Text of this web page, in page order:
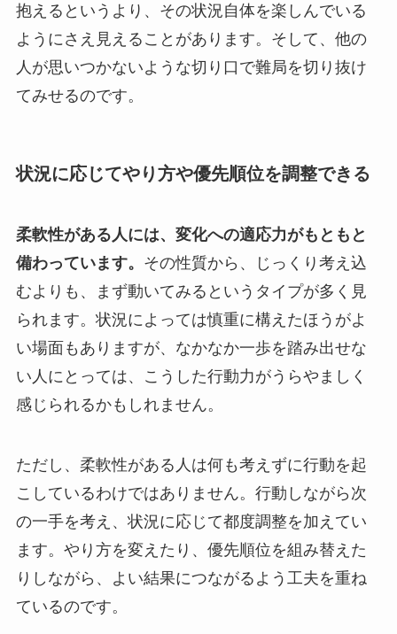
抱えるというより、その状況自体を楽しんでいる
ようにさえ見えることがあります。そして、他の
人が思いつかないような切り口で難局を切り抜け
てみせるのです。
状況に応じてやり方や優先順位を調整できる
柔軟性がある人には、変化への適応力がもともと
備わっています。 その性質から、じっくり考え込
むよりも、まず動いてみるというタイプが多く見
られます。状況によっては慎重に構えたほうがよ
い場面もありますが、なかなか一歩を踏み出せな
い人にとっては、こうした行動力がうらやましく
感じられるかもしれません。
ただし、柔軟性がある人は何も考えずに行動を起
こしているわけではありません。行動しながら次
の一手を考え、状況に応じて都度調整を加えてい
ます。やり方を変えたり、優先順位を組み替えた
りしながら、よい結果につながるよう工夫を重ね
ているのです。